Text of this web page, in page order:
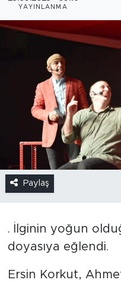
YAYINLANMA
Paylaş
. İlginin yoğun
doyasıya eğlendi.
Ersin Korkut,